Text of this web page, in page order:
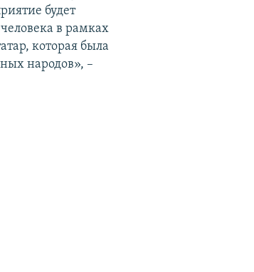
будет
в рамках
которая была
народов», –